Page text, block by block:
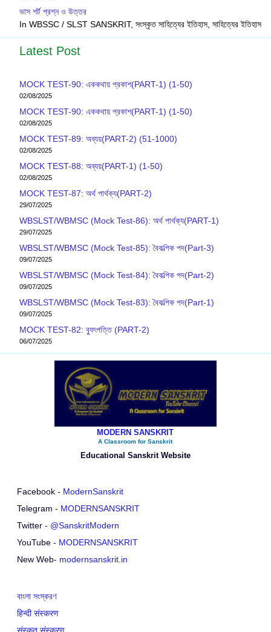
ভাস শর্ট প্রশ্ন ও উত্তর
In WBSSC / SLST SANSKRIT, সংস্কৃত সাহিত্যের ইতিহাস, সাহিত্যের ইতিহাস
Latest Post
MOCK TEST-90: এককথায় প্রকাশ(PART-1) (1-50)
02/08/2025
MOCK TEST-90: এককথায় প্রকাশ(PART-1) (1-50)
02/08/2025
MOCK TEST-89: অব্যয়(PART-2) (51-1000)
02/08/2025
MOCK TEST-88: অব্যয়(PART-1) (1-50)
02/08/2025
MOCK TEST-87: অর্থ পার্থক্য(PART-2)
29/07/2025
WBSLST/WBMSC (Mock Test-86): অর্থ পার্থক্য(PART-1)
29/07/2025
WBSLST/WBMSC (Mock Test-85): বৈকল্পিক পদ(Part-3)
09/07/2025
WBSLST/WBMSC (Mock Test-84): বৈকল্পিক পদ(Part-2)
09/07/2025
WBSLST/WBMSC (Mock Test-83): বৈকল্পিক পদ(Part-1)
09/07/2025
MOCK TEST-82: ব‍্যুৎপত্তি (PART-2)
06/07/2025
MODERN SANSKRIT
A Classroom for Sanskrit
Educational Sanskrit Website
Facebook - ModernSanskrit
Telegram - MODERNSANSKRIT
Twitter - @SanskritModern
YouTube - MODERNSANSKRIT
New Web- modernsanskrit.in
বাংলা সংস্করণ
हिन्दी संस्करण
संस्कृत संस्करण